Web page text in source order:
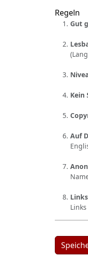
Regeln
Gut
Kein
Auf